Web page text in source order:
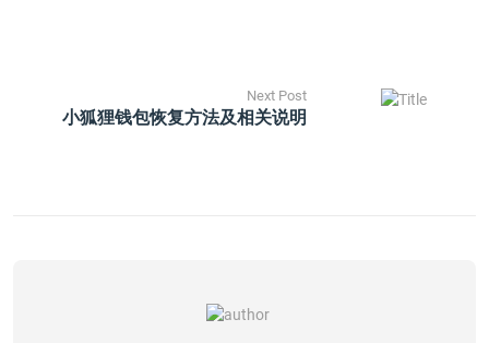
Next Post
小狐狸钱包恢复方法及相关说明